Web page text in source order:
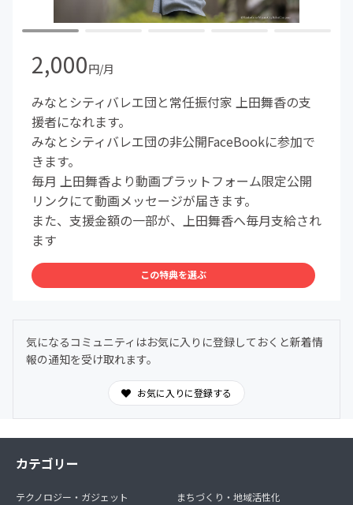
2,000円/月
みなとシティバレエ団と常任振付家 上田舞香の支
援者になれます。
みなとシティバレエ団の非公開FaceBookに参加で
きます。
毎月 上田舞香より動画プラットフォーム限定公開
リンクにて動画メッセージが届きます。
また、支援金額の一部が、上田舞香へ毎月支給され
ます
この特典を選ぶ
気になるコミュニティはお気に入りに登録しておくと新着情
報の通知を受け取れます。
お気に入りに登録する
カテゴリー
テクノロジー・ガジェット
まちづくり・地域活性化